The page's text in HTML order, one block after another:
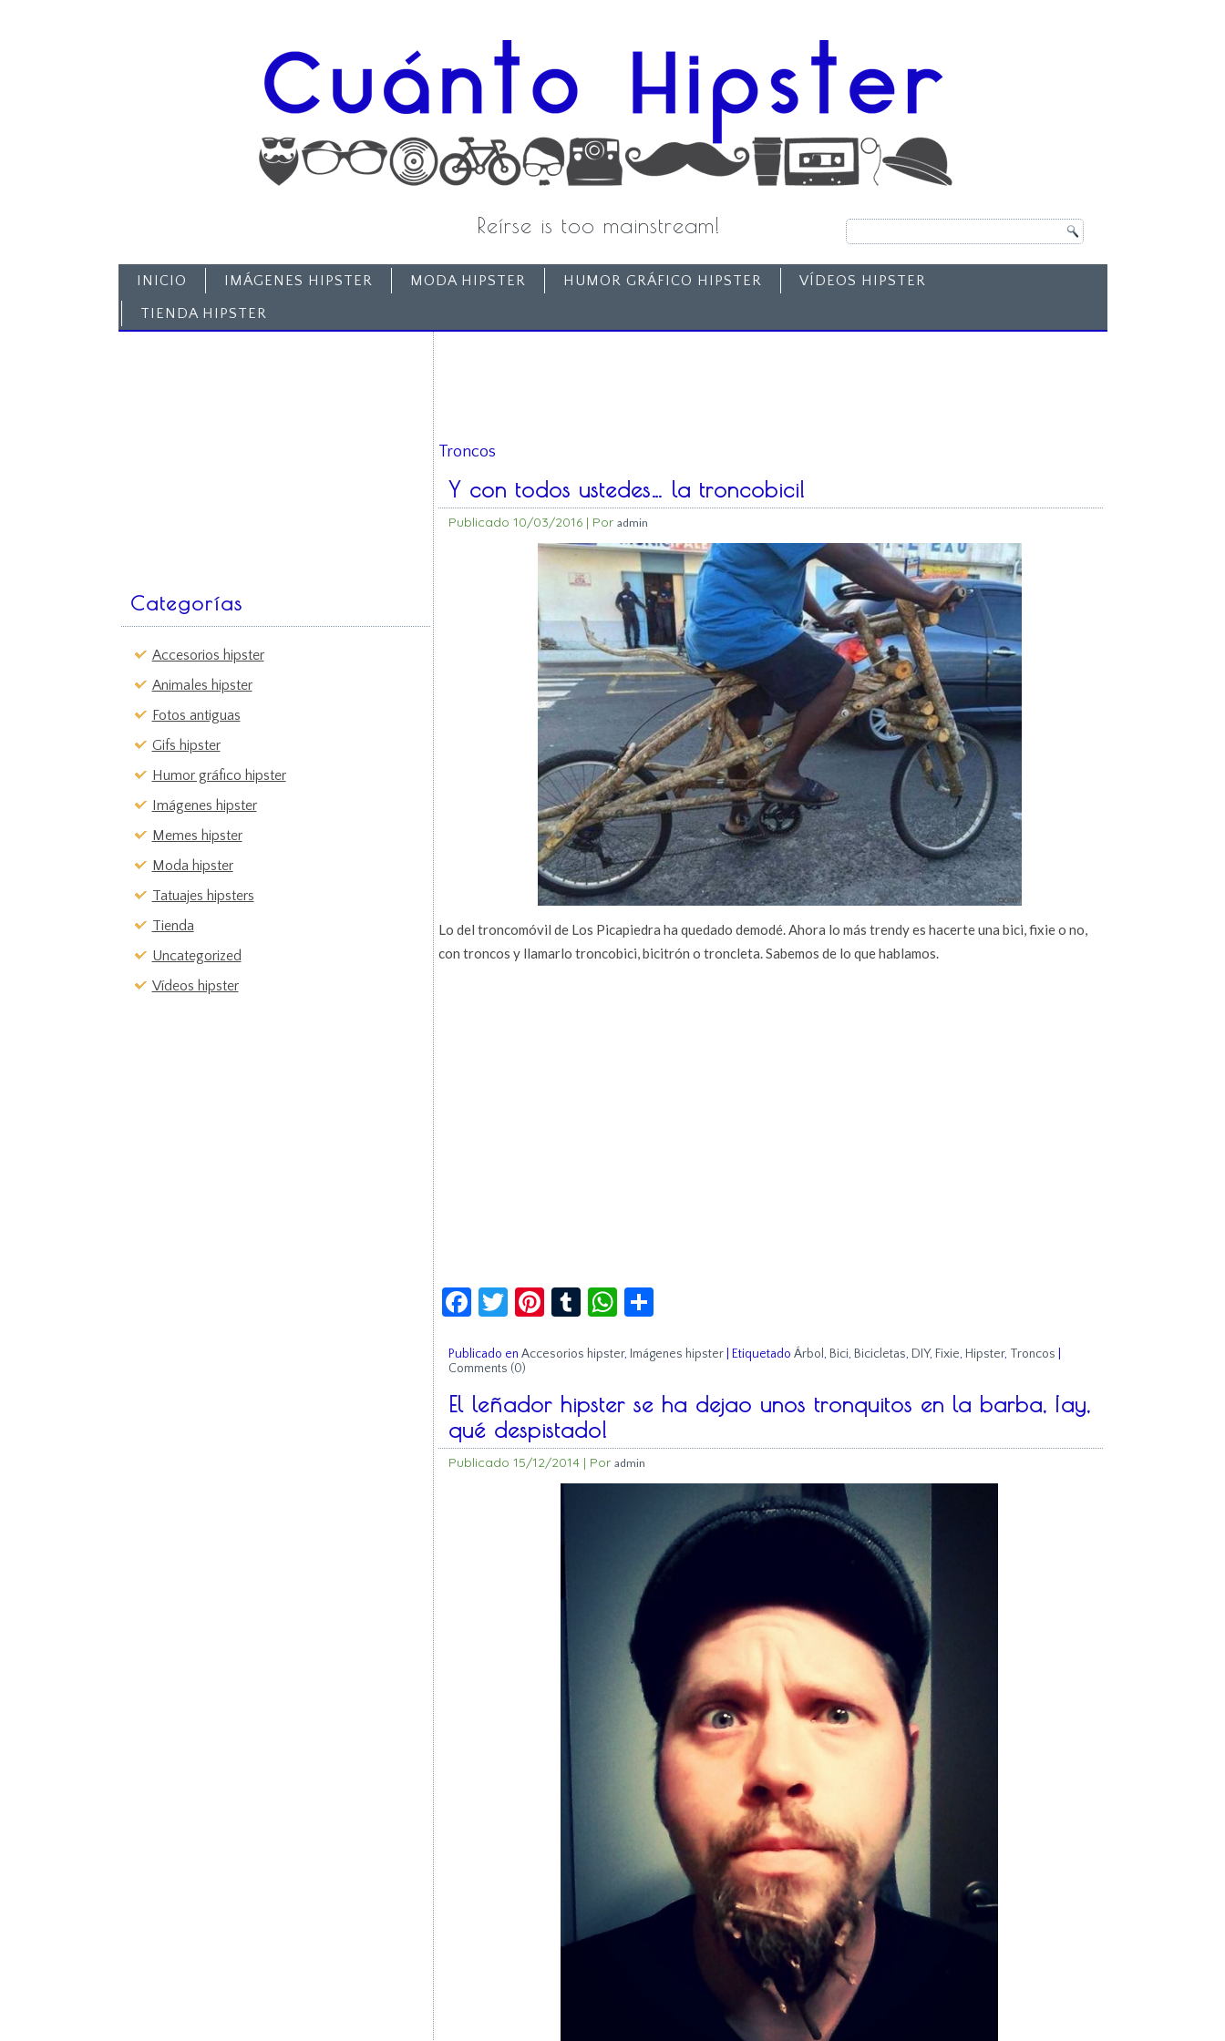
Reírse is too mainstream!
INICIO IMÁGENES HIPSTER MODA HIPSTER HUMOR GRÁFICO HIPSTER
VÍDEOS HIPSTER
TIENDA HIPSTER
Categorías
Accesorios hipster
Animales hipster
Fotos antiguas
Gifs hipster
Humor gráfico hipster
Imágenes hipster
Memes hipster
Moda hipster
Tatuajes hipsters
Tienda
Uncategorized
Vídeos hipster
Troncos
Y con todos ustedes… la troncobici!
Publicado 10/03/2016| Por admin
Lo del troncomóvil de Los Picapiedra ha quedado demodé. Ahora lo más trendy es hacerte una bici, fixie o no,
con troncos y llamarlo troncobici, bicitrón o troncleta. Sabemos de lo que hablamos.
Facebook
Twitter
Pinterest
TumblrWhatsApp
Compartir
Publicado en Accesorios hipster, Imágenes hipster| Etiquetado Árbol , Bici, Bicicletas, DIY, Fixie, Hipster, Troncos
Comments (0)
El leñador hipster se ha dejao unos tronquitos en la barba, ¡ay,
qué despistado!
Publicado 15/12/2014| Por admin